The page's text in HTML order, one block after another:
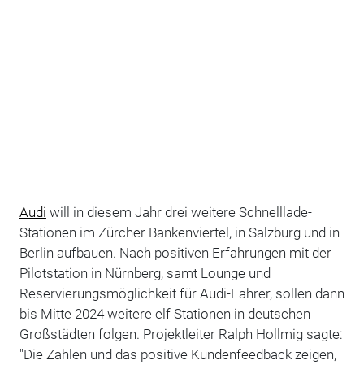
Audi will in diesem Jahr drei weitere Schnelllade-
Stationen im Zürcher Bankenviertel, in Salzburg und in
Berlin aufbauen. Nach positiven Erfahrungen mit der
Pilotstation in Nürnberg, samt Lounge und
Reservierungsmöglichkeit für Audi-Fahrer, sollen dann
bis Mitte 2024 weitere elf Stationen in deutschen
Großstädten folgen. Projektleiter Ralph Hollmig sagte:
"Die Zahlen und das positive Kundenfeedback zeigen,